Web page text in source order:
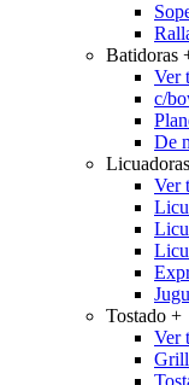
Batidoras
Ver
c/
De
Licuadoras
Ver
Tostado +
Ver
Grill